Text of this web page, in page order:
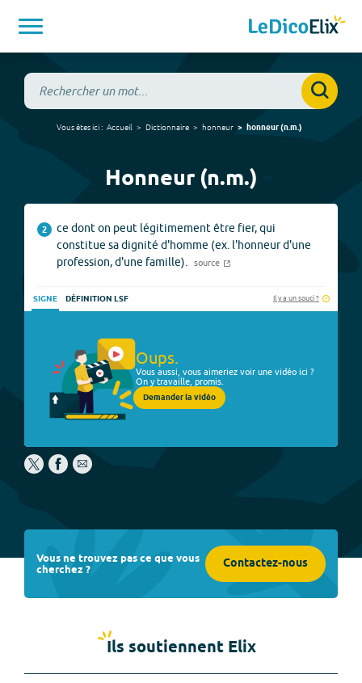
Vous êtes ici : Accueil Dictionnaire honneur honneur(n.m.)
Honneur (n.m.)
2
ce dont on peut légitimement être fier, qui
constitue sa dignité d'homme (ex. l'honneur d'une
profession, d'une famille).
source
SIGNE DÉFINITION LSF Il y a un souci ?
Oups.
Vous aussi, vous aimeriez voir une vidéo ici ?
On y travaille, promis.
Demander la vidéo
Vous ne trouvez pas ce que vous
cherchez ? Contactez-nous
Ils soutiennent Elix